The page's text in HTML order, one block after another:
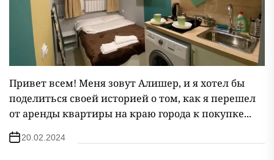
Привет всем! Меня зовут Алишер, и я хотел бы
поделиться своей историей о том, как я перешел
от аренды квартиры на краю города к покупке...
20.02.2024